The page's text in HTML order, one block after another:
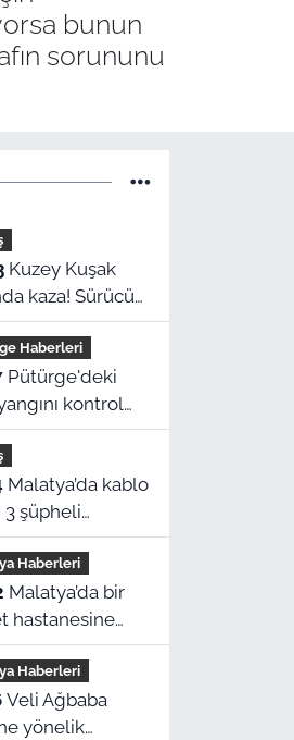
bunun
sorununu
Kuzey Kuşak
kaza! Sürücü
kaldırıldı
Haberleri
Pütürge'deki
kontrol
Vali
çağrı
3 şüpheli
yakalanarak
Haberleri
hastanesine
Eyüp
kimdir? İşte
dolu hikayesi
Haberleri
Veli Ağbaba
yönelik